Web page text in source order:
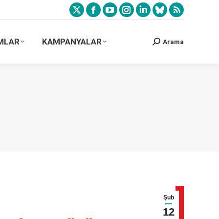
KAMPANYALAR Arama
Şub
12